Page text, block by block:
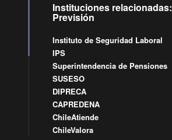
Instituciones relacionadas:
Previsión
Instituto de Seguridad Laboral
IPS
Superintendencia de Pensiones
SUSESO
DIPRECA
CAPREDENA
ChileAtiende
ChileValora